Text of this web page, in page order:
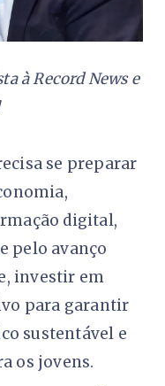
à Record News e
se preparar
digital,
pelo avanço
investir em
para garantir
sustentável e
os jovens.